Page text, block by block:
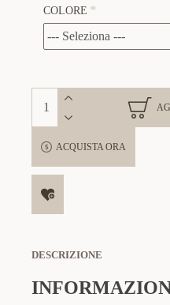
COLORE
ACQUISTA ORA
DESCRIZIONE